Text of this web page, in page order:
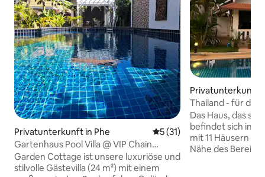
Privatunterkunft in Phe Durchschnittliche
5 (31)
Gartenhaus Pool Villa @ VIP Chain
Resort
Garden Cottage ist unsere luxuriöse und
stilvolle Gästevilla (24 m²) mit einem
Privatunterkunft
Thailand - für
Frieden brauchen.
Das Haus, das
befindet sich in
mit 11 Häusern
Nähe des